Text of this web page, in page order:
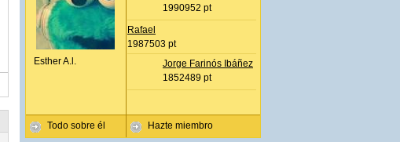
Esther A.l.
Todo sobre él
1990952 pt
Rafael
1987503 pt
Jorge Farinós Ibáñez
1852489 pt
Hazte miembro